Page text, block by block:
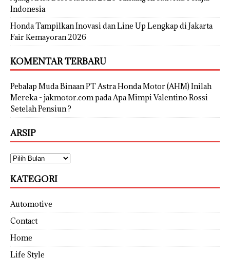
Indonesia
Honda Tampilkan Inovasi dan Line Up Lengkap di Jakarta
Fair Kemayoran 2026
KOMENTAR TERBARU
Pebalap Muda Binaan PT Astra Honda Motor (AHM) Inilah
Mereka - jakmotor.compadaApa Mimpi Valentino Rossi
Setelah Pensiun ?
ARSIP
KATEGORI
Automotive
Contact
Home
Life Style